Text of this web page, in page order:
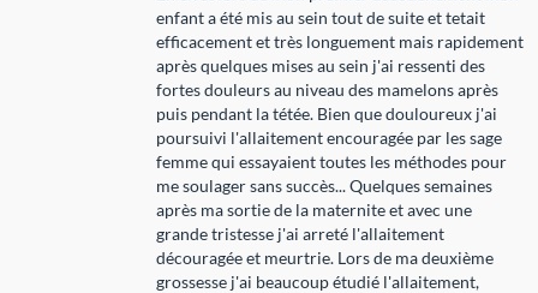
enfant a été mis au sein tout de suite et tetait
efficacement et très longuement mais rapidement
après quelques mises au sein j'ai ressenti des
fortes douleurs au niveau des mamelons après
puis pendant la tétée. Bien que douloureux j'ai
poursuivi l'allaitement encouragée par les sage
femme qui essayaient toutes les méthodes pour
me soulager sans succès... Quelques semaines
après ma sortie de la maternite et avec une
grande tristesse j'ai arreté l'allaitement
découragée et meurtrie. Lors de ma deuxième
grossesse j'ai beaucoup étudié l'allaitement,